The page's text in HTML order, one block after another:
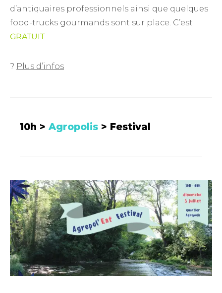
d’antiquaires professionnels ainsi que quelques
food-trucks gourmands sont sur place. C’est
GRATUIT
? Plus d’infos
10h > Agropolis > Festival